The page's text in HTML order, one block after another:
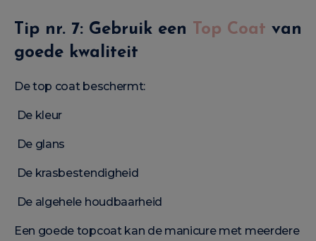
Tip nr. 7: Gebruik een Top Coat van
goede kwaliteit
De top coat beschermt:
De kleur
De glans
De krasbestendigheid
De algehele houdbaarheid
Een goede topcoat kan de manicure met meerdere